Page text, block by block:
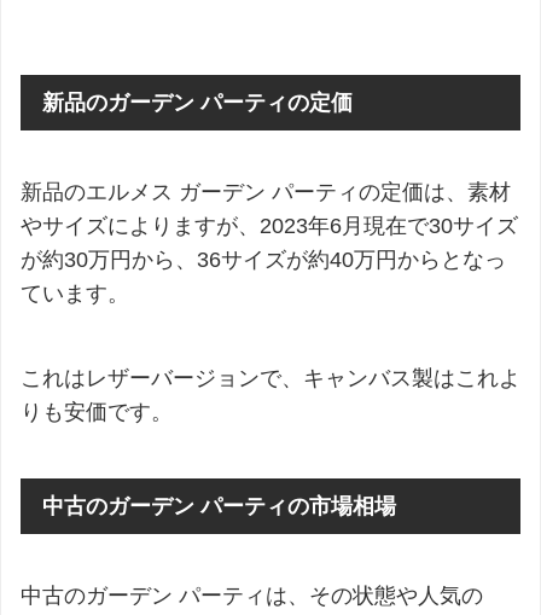
新品のガーデン パーティの定価
新品のエルメス ガーデン パーティの定価は、素材
やサイズによりますが、2023年6月現在で30サイズ
が約30万円から、36サイズが約40万円からとなっ
ています。
これはレザーバージョンで、キャンバス製はこれよ
りも安価です。
中古のガーデン パーティの市場相場
中古のガーデン パーティは、その状態や人気の